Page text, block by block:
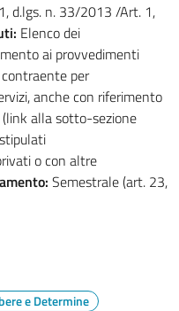
d.lgs. n. 33/2013 /Art. 1,
Elenco dei
ai provvedimenti
per
anche con riferimento
alla sotto-sezione
o con altre
Semestrale (art. 23,
e Determine